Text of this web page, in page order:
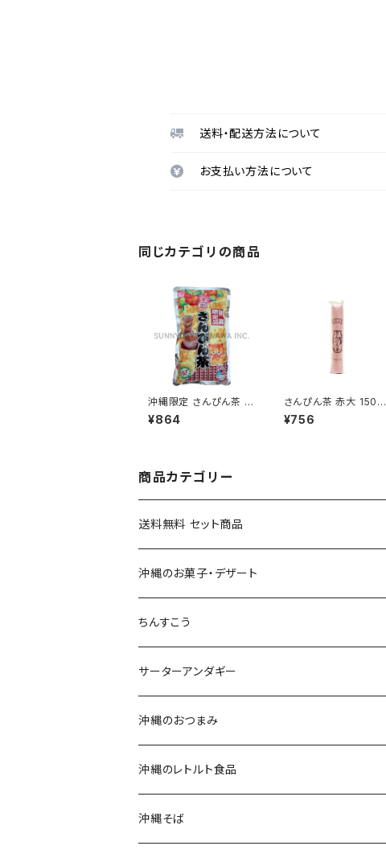
送料・配送方法について
お支払い方法について
同じカテゴリの商品
沖縄限定 さんぴん茶 4
0パック 比嘉製茶 ティ
ーバッグ
¥864
さんぴん茶 赤大 150g
茶葉タイプ
¥756
商品カテゴリー
送料無料 セット商品
おつまみセット
黒糖セット
沖縄そばセット
生麺・乾麺
三枚肉そば(ラフテーそば)
沖縄のお菓子・デザート
ちんすこう
沖縄南風堂
新垣菓子店
名嘉真製菓本舗
珍品堂
サーターアンダギー
沖縄のおつまみ
沖縄のレトルト食品
ポークランチョンミート
沖縄そば